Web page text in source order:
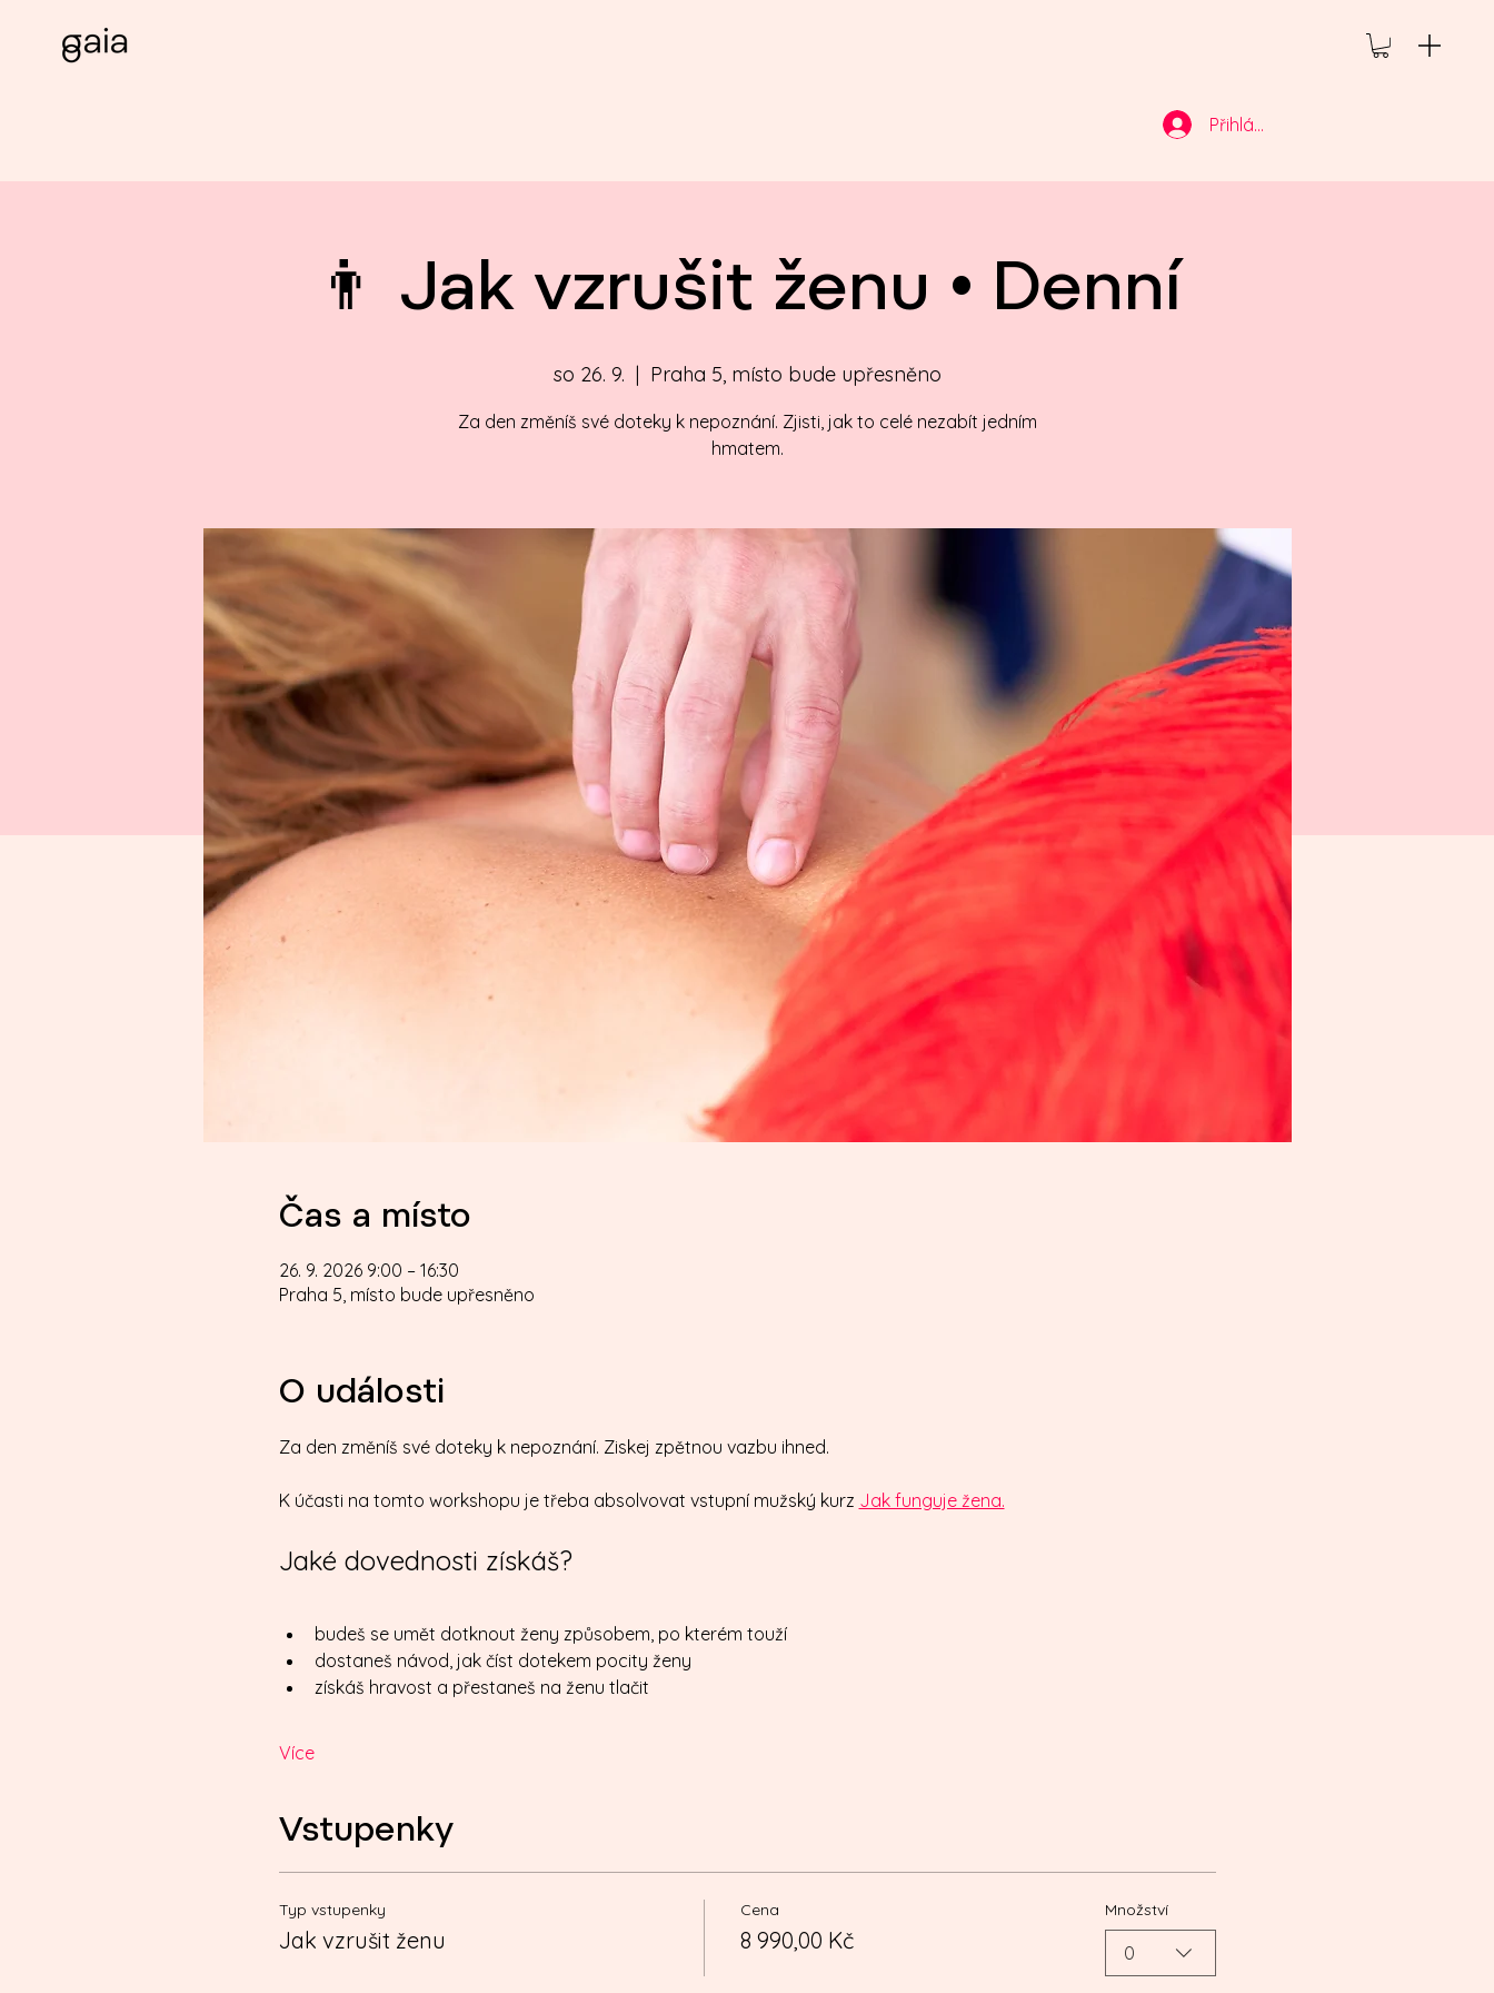
Přihlásit se
👨 Jak vzrušit ženu • Denní
so 26. 9.
  |
Praha 5, místo bude upřesněno
Za den změníš své doteky k nepoznání. Zjisti, jak to celé nezabít jedním
hmatem.
Čas a místo
26. 9. 2026 9:00 – 16:30
Praha 5, místo bude upřesněno
O události
Za den změníš své doteky k nepoznání. Ziskej zpětnou vazbu ihned.
K účasti na tomto workshopu je třeba absolvovat vstupní mužský kurz Jak funguje žena.
Jaké dovednosti získáš?
budeš se umět dotknout ženy způsobem, po kterém touží
dostaneš návod, jak číst dotekem pocity ženy
získáš hravost a přestaneš na ženu tlačit
Více
Vstupenky
Typ vstupenky
Jak vzrušit ženu
Cena
8 990,00 Kč
Množství
0